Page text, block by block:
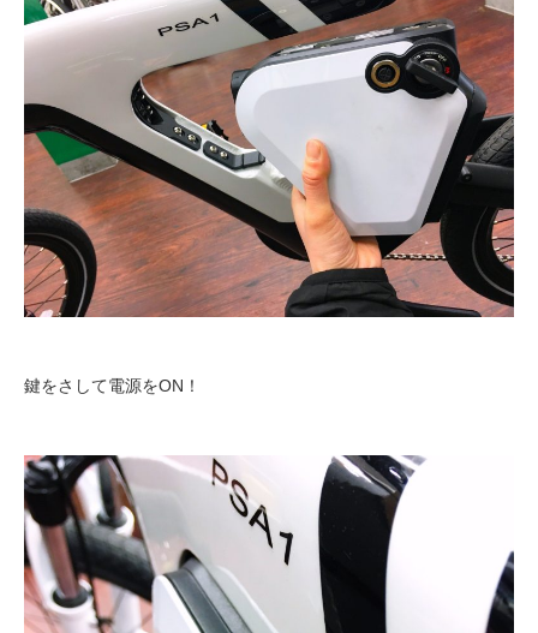
法人様向け割引
お問い合わせ
会社概要
個人情報保護
鍵をさして電源をON！